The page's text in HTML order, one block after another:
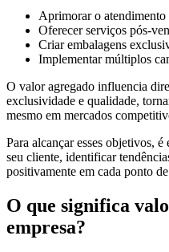
Aprimorar o atendimento
Oferecer serviços pós-
Criar embalagens
Implementar múltiplos
O valor agregado influencia
exclusividade e qualidade,
mesmo em mercados
Para alcançar esses objetivos,
seu cliente, identificar
positivamente em cada ponto
O que significa
empresa?